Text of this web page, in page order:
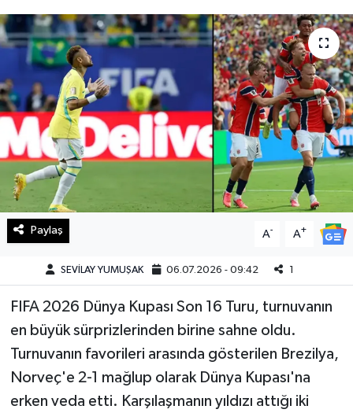
Paylaş A- A+
SEVİLAY YUMUŞAK 06.07.2026 - 09:42 1
FIFA 2026 Dünya Kupası Son 16 Turu, turnuvanın
en büyük sürprizlerinden birine sahne oldu.
Turnuvanın favorileri arasında gösterilen Brezilya,
Norveç'e 2-1 mağlup olarak Dünya Kupası'na
erken veda etti. Karşılaşmanın yıldızı attığı iki
Magazin
Manşet Altı
Manşetler
Resmi İlan
Sağlık
Spor
SürManşet
Teknoloji
Yaşam
KAHRAMANMARAŞ